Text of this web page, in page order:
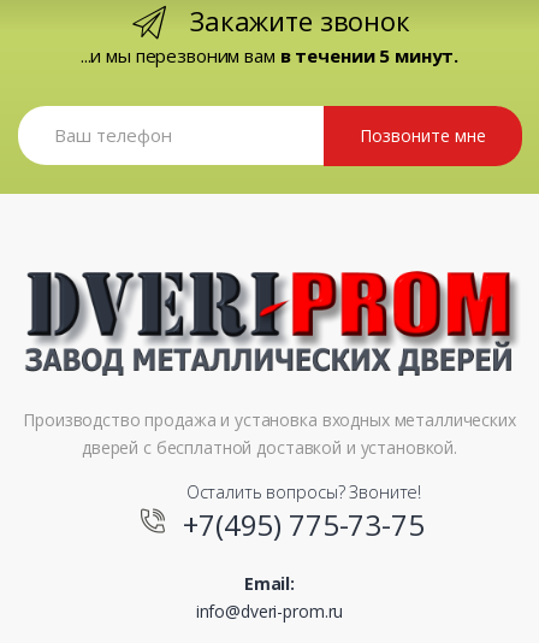
Закажите звонок
...и мы перезвоним вам в течении 5 минут.
Позвоните мне
Производство продажа и установка входных металлических
дверей с бесплатной доставкой и установкой.
Осталить вопросы? Звоните!
+7(495) 775-73-75
Email:
info@dveri-prom.ru